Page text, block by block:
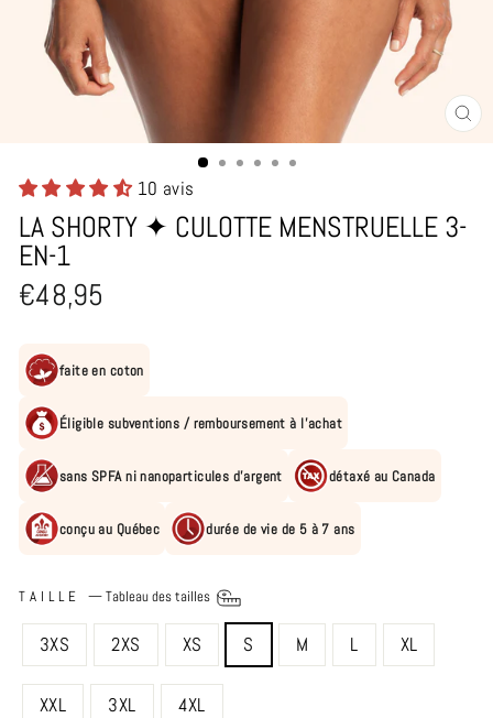
10 avis
LA SHORTY ✦ CULOTTE MENSTRUELLE 3-
EN-1
Prix
régulier
€48,95
faite en coton
Éligible subventions / remboursement à l'achat
sans SPFA ni nanoparticules d'argent détaxé au Canada
conçu au Québec durée de vie de 5 à 7 ans
TAILLE —Tableau des tailles
3XS 2XS XS S M L XL
XXL 3XL 4XL